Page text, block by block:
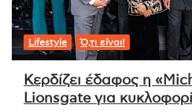
Lifestyle Ό,τι είναι!
Κερδίζει έδαφος η
Lionsgate για